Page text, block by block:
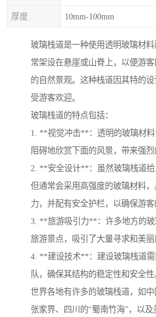
厚度 10mm-100mm
玻璃栈道是一种使用透明玻璃材
常架设在悬崖或山脊上，以便游
的自然景观。这种栈道因其特的
受游客欢迎。
玻璃栈道的特点包括：
1. **视觉冲击**：透明的玻璃材
阻碍地欣赏下面的风景，带来强烈
2. **安全设计**：虽然玻璃栈道给
但通常会采用高强度的玻璃材料
力，并配有安全护栏，以确保游客
3. **旅游吸引力**：许多地方的
旅游景点，吸引了大量寻求和美丽
4. **建设技术**：建设玻璃栈道需
队，确保其结构的稳定性和安全性
世界各地有许多的玻璃栈道，如
张家界、四川的“蜀南竹海”，以